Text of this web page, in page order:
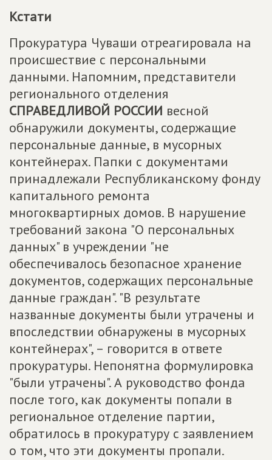
Кстати
Прокуратура Чуваши отреагировала на
происшествие с персональными
данными. Напомним, представители
регионального отделения
СПРАВЕДЛИВОЙ РОССИИ весной
обнаружили документы, содержащие
персональные данные, в мусорных
контейнерах. Папки с документами
принадлежали Республиканскому фонду
капитального ремонта
многоквартирных домов. В нарушение
требований закона "О персональных
данных" в учреждении "не
обеспечивалось безопасное хранение
документов, содержащих персональные
данные граждан". "В результате
названные документы были утрачены и
впоследствии обнаружены в мусорных
контейнерах", – говорится в ответе
прокуратуры. Непонятна формулировка
"были утрачены". А руководство фонда
после того, как документы попали в
региональное отделение партии,
обратилось в прокуратуру с заявлением
о том, что эти документы пропали.